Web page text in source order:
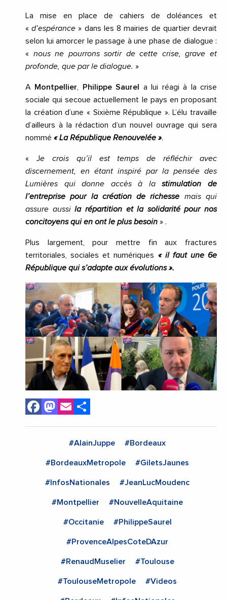
La mise en place de cahiers de doléances et
« d’espérance » dans les 8 mairies de quartier devrait
selon lui amorcer le passage à une phase de dialogue :
« nous ne pourrons sortir de cette crise, grave et
profonde, que par le dialogue. »
A Montpellier, Philippe Saurel
a lui réagi à la crise
sociale qui secoue actuellement le pays en proposant
la création d’une « Sixième République ». L’élu travaille
d’ailleurs à la rédaction d’un nouvel ouvrage qui sera
nommé « La République Renouvelée ».
« Je crois qu’il est temps de réfléchir avec
discernement, en étant inspiré par la pensée des
Lumières qui donne accès à lastimulation de
l’entreprise pour la création de richesse mais qui
assure aussila répartition et la solidarité pour nos
concitoyens qui en ont le plus besoin » .
Plus largement, pour mettre fin aux fractures
territoriales, sociales et numériques « il faut une 6e
République qui s’adapte aux évolutions ».
Facebook
Mastodon
Email
#AlainJuppe #Bordeaux
#BordeauxMetropole #GiletsJaunes
#InfosNationales #JeanLucMoudenc
#Montpellier #NouvelleAquitaine
#Occitanie #PhilippeSaurel
#ProvenceAlpesCoteDAzur
#RenaudMuselier #Toulouse
#ToulouseMetropole #Videos